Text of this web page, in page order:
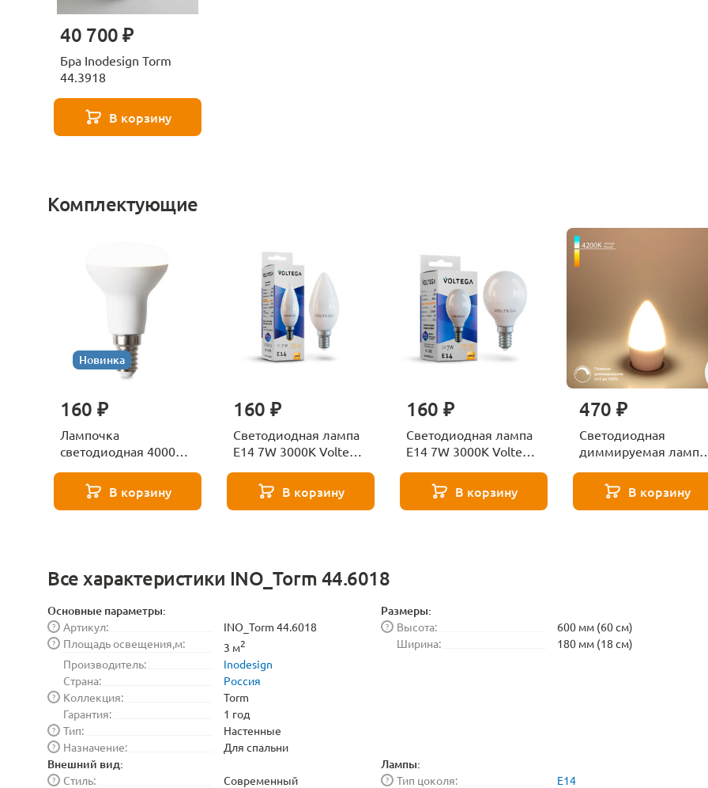
40 700 ₽
Бра Inodesign Torm
44.3918
В корзину
Комплектующие
Новинка
160 ₽
Лампочка
светодиодная 4000К
271 8585В корзину
160 ₽
Светодиодная лампа
E14 7W 3000K Voltega
В корзину
160 ₽
Светодиодная лампа
E14 7W 3000K Voltega
В корзину
470 ₽
Светодиодная
диммируемая лампа
Elektrostandard
BLE1448
В корзину
Все характеристики INO_Torm 44.6018
Основные параметры:
Артикул:
?
INO_Torm 44.6018
Площадь освещения,м:
? 3 м2
Производитель:
Inodesign
Страна:
Россия
Коллекция:
?
Torm
Гарантия:
1 год
Тип:
?
Настенные
Назначение:
? Для спальни
Размеры:
Высота:
?
600 мм (60 см)
Ширина:
180 мм (18 см)
Внешний вид:
Стиль:
?
Современный
Лампы:
Тип цоколя:
?
E14